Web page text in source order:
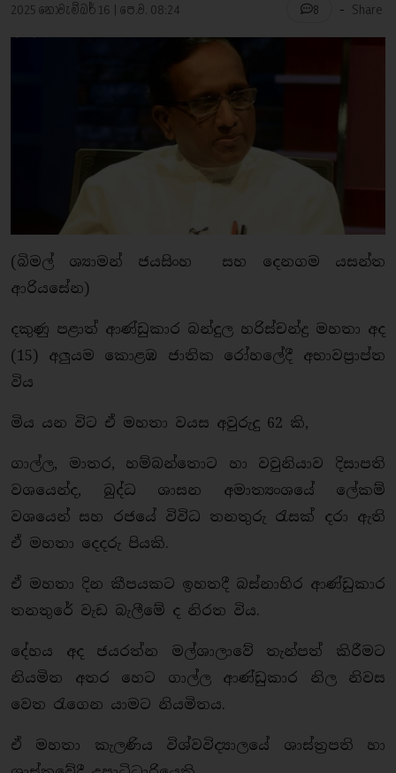
2025 නොවැම්බර් 16 | පෙ.ව. 08:24 8 - Share
(බිමල් ශ්‍යාමන් ජයසිංහ සහ දෙනගම යසන්ත
ආරියසේන)
දකුණු පළාත් ආණ්ඩුකාර බන්දුල හරිස්චන්ද්‍ර මහතා අද
(15) අලුයම කොළඹ ජාතික රෝහලේදී අභාවප්‍රාප්ත
විය
මිය යන විට ඒ මහතා වයස අවුරුදු 62 කි,
ගාල්ල, මාතර, හම්බන්තොට හා වවුනියාව දිසාපති
වශයෙන්ද, බුද්ධ ශාසන අමාත්‍යංශයේ ලේකම්
වශයෙන් සහ රජයේ විවිධ තනතුරු රැසක් දරා ඇති
ඒ මහතා දෙදරු පියකි.
ඒ මහතා දින කීපයකට ඉහතදී බස්නාහිර ආණ්ඩුකාර
තනතුරේ වැඩ බැලීමේ ද නිරත විය.
දේහය අද ජයරත්න මල්ශාලාවේ තැන්පත් කිරීමට
නියමිත අතර හෙට ගාල්ල ආණ්ඩුකාර නිල නිවස
වෙත රැගෙන යාමට නියමිතය.
ඒ මහතා කැලණිය විශ්වවිද්‍යාලයේ ශාස්ත්‍රපති හා